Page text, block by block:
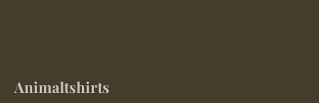
Animaltshirts